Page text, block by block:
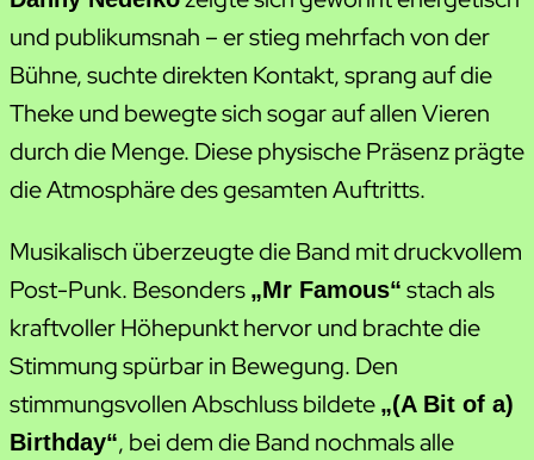
und publikumsnah – er stieg mehrfach von der
Bühne, suchte direkten Kontakt, sprang auf die
Theke und bewegte sich sogar auf allen Vieren
durch die Menge. Diese physische Präsenz prägte
die Atmosphäre des gesamten Auftritts.
Musikalisch überzeugte die Band mit druckvollem
Post-Punk. Besonders „Mr Famous“ stach als
kraftvoller Höhepunkt hervor und brachte die
Stimmung spürbar in Bewegung. Den
stimmungsvollen Abschluss bildete „(A Bit of a)
Birthday“, bei dem die Band nochmals alle